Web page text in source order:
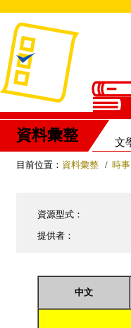
資料彙整 文
目前位置： 資料彙整 / 時
資源型式：
提供者：
中文